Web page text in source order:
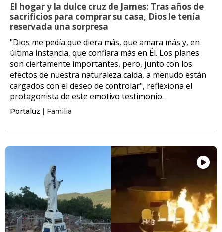
El hogar y la dulce cruz de James: Tras años de
sacrificios para comprar su casa, Dios le tenía
reservada una sorpresa
"Dios me pedía que diera más, que amara más y, en
última instancia, que confiara más en Él. Los planes
son ciertamente importantes, pero, junto con los
efectos de nuestra naturaleza caída, a menudo están
cargados con el deseo de controlar", reflexiona el
protagonista de este emotivo testimonio.
Portaluz | Familia